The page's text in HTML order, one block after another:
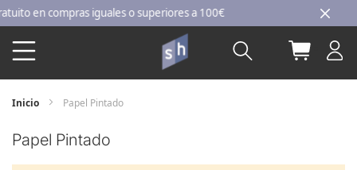
Ir
al
contenido
en compras iguales o superiores a 100€
Buscar Mi
Inicio Papel Pintado
Papel Pintado